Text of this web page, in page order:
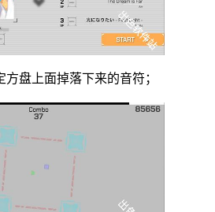
盘上面掉落下来的音符；